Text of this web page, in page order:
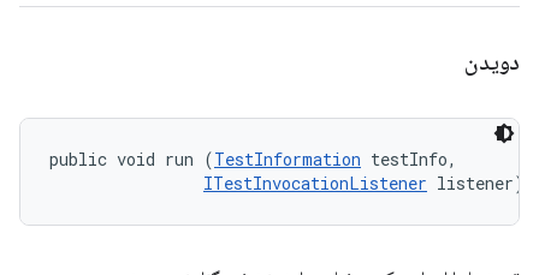
دویدن
public void run (TestInformation testInfo,
ITestInvocationListener listener)